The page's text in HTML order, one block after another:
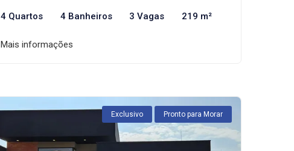
4 Quartos 4 Banheiros 3 Vagas 219 m²
Mais informações
Exclusivo Pronto para Morar